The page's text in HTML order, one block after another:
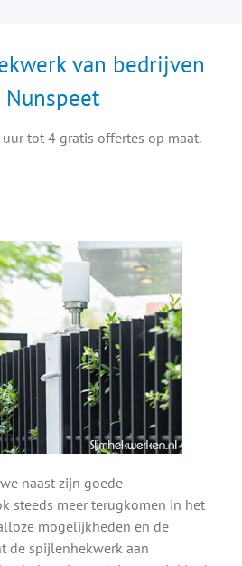
van bedrijven
Nunspeet
tot 4 gratis offertes op maat.
naast zijn goede
steeds meer terugkomen in het
mogelijkheden en de
de spijlenhekwerk aan